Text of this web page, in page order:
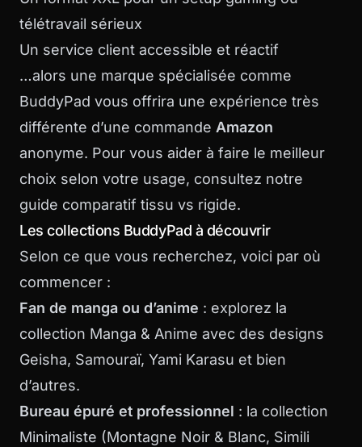
télétravail sérieux
Un service client accessible et réactif
…alors une marque spécialisée comme
BuddyPad vous offrira une expérience très
différente d’une commande Amazon
anonyme. Pour vous aider à faire le meilleur
choix selon votre usage, consultez notre
guide comparatif tissu vs rigide.
Les collections BuddyPad à découvrir
Selon ce que vous recherchez, voici par où
commencer :
Fan de manga ou d’anime : explorez la
collection Manga & Anime avec des designs
Geisha, Samouraï, Yami Karasu et bien
d’autres.
Bureau épuré et professionnel : la collection
Minimaliste (Montagne Noir & Blanc, Simili